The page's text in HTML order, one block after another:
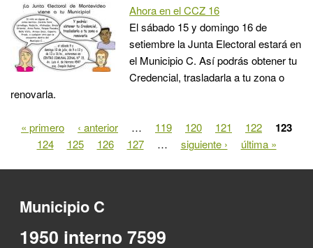
Ahora en el CCZ 16
El sábado 15 y domingo 16 de
setiembre la Junta Electoral estará en
el Municipio C. Así podrás obtener tu
Credencial, trasladarla a tu zona o
renovarla.
Páginas
« primero ‹ anterior … 119 120 121 122 123
124 125 126 127 … siguiente › última »
Municipio C
1950 interno 7599